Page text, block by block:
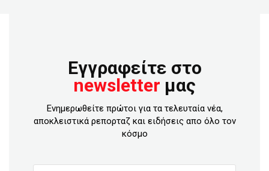
Εγγραφείτε στο
newsletter μας
Ενημερωθείτε πρώτοι για τα τελευταία νέα,
αποκλειστικά ρεπορταζ και ειδήσεις απο όλο τον
κόσμο